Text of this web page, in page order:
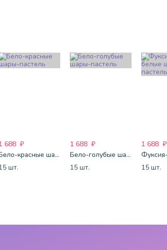
688 ₽
Бело-красные шары-пастель
шт.
1 688 ₽
Бело-голубые шары-пастель
15 шт.
1 688 ₽
15 шт.